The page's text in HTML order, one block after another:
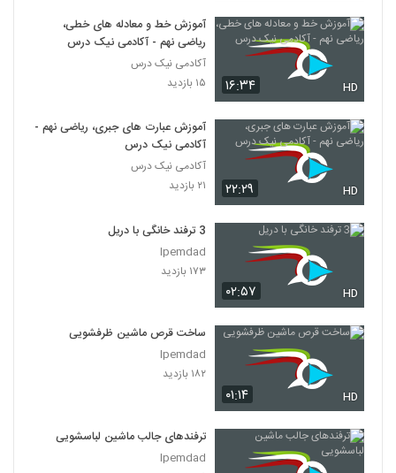
۱۶:۳۴ HD
آموزش خط و معادله های خطی،
ریاضی نهم - آکادمی نیک درس
آکادمی نیک درس
۱۵ بازدید
۲۲:۲۹ HD
آموزش عبارت های جبری، ریاضی نهم -
آکادمی نیک درس
آکادمی نیک درس
۲۱ بازدید
۰۲:۵۷ HD
3 ترفند خانگی با دریل
Ipemdad
۱۷۳ بازدید
۰۱:۱۴ HD
ساخت قرص ماشین ظرفشویی
Ipemdad
۱۸۲ بازدید
ترفندهای جالب ماشین لباسشویی
Ipemdad